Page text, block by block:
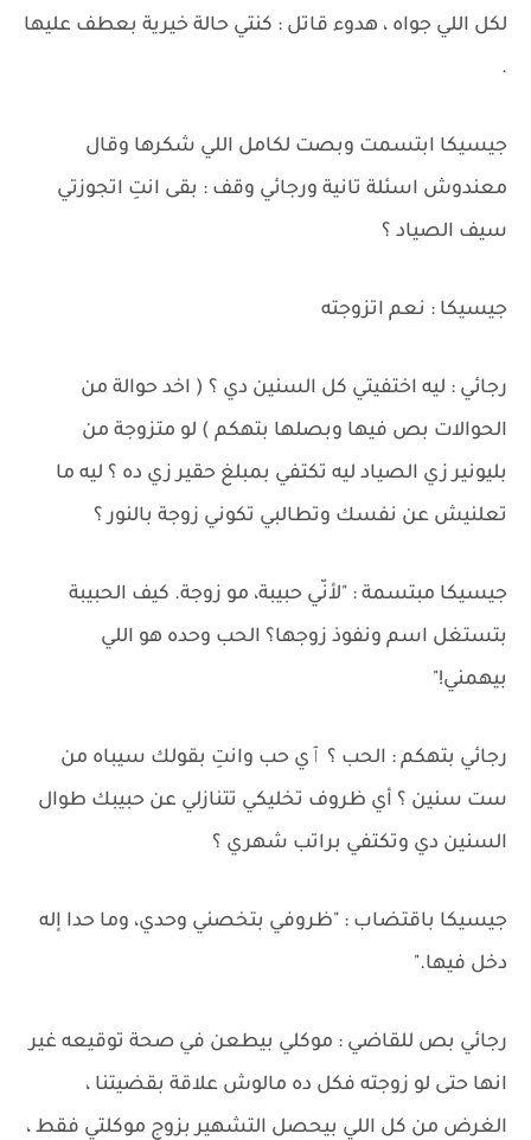
لكل اللي جواه ، هدوء قاتل : كنتي حالة خيرية بعطف عليها
.
جيسيكا ابتسمت وبصت لكامل اللي شكرها وقال
معندوش اسئلة تانية ورجائي وقف : بقى انتِ اتجوزتي
سيف الصياد ؟
جيسيكا : نعم اتزوجته
رجائي : ليه اختفيتي كل السنين دي ؟ ( اخد حوالة من
الحوالات بص فيها وبصلها بتهكم ) لو متزوجة من
بليونير زي الصياد ليه تكتفي بمبلغ حقير زي ده ؟ ليه ما
تعلنيش عن نفسك وتطالبي تكوني زوجة بالنور ؟
جيسيكا مبتسمة : "لأنّي حبيبة، مو زوجة. كيف الحبيبة
بتستغل اسم ونفوذ زوجها؟ الحب وحده هو اللي
بيهمني!"
رجائي بتهكم : الحب ؟ ٱي حب وانتِ بقولك سيباه من
ست سنين ؟ أي ظروف تخليكي تتنازلي عن حبيبك طوال
السنين دي وتكتفي براتب شهري ؟
جيسيكا باقتضاب : "ظروفي بتخصني وحدي، وما حدا إله
دخل فيها."
رجائي بص للقاضي : موكلي بيطعن في صحة توقيعه غير
انها حتى لو زوجته فكل ده مالوش علاقة بقضيتنا ،
الغرض من كل اللي بيحصل التشهير بزوج موكلتي فقط ،